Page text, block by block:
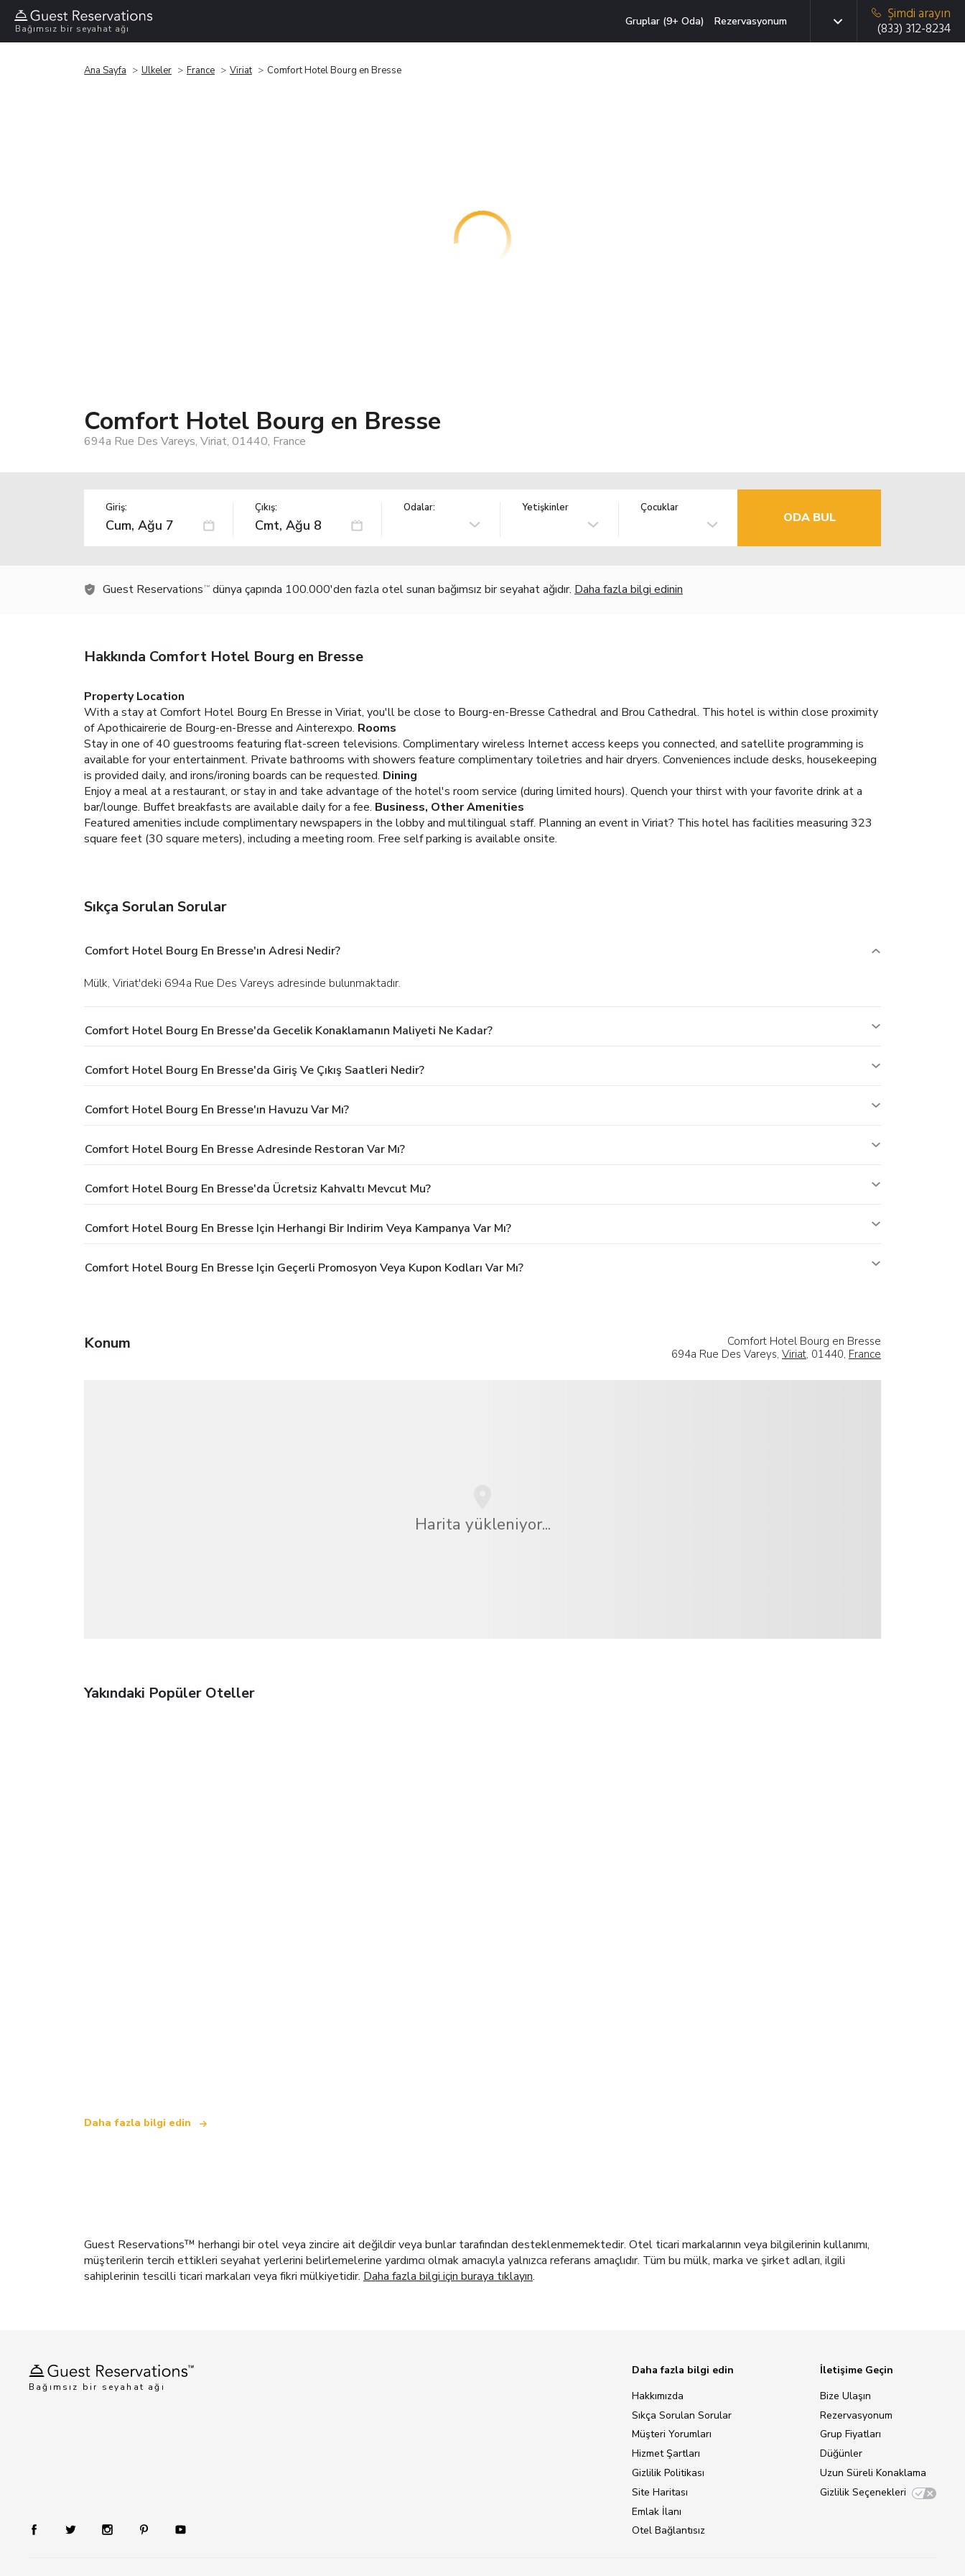
Bağımsız bir seyahat ağı
Gruplar (9+ Oda) Rezervasyonum
Şimdi arayın
(833) 312-8234
Ana Sayfa Ülkeler France Viriat Comfort Hotel Bourg en Bresse
Comfort Hotel Bourg en Bresse
694a Rue Des Vareys, Viriat, 01440, France
Giriş: Çıkış: Odalar: Yetişkinler Çocuklar
ODA BUL
Guest Reservations TM dünya çapında 100.000'den fazla otel sunan bağımsız bir seyahat ağıdır. Daha fazla bilgi edinin
Hakkında Comfort Hotel Bourg en Bresse
Property Location
With a stay at Comfort Hotel Bourg En Bresse in Viriat, you'll be close to Bourg-en-Bresse Cathedral and Brou Cathedral. This hotel is within close proximity
of Apothicairerie de Bourg-en-Bresse and Ainterexpo. Rooms
Stay in one of 40 guestrooms featuring flat-screen televisions. Complimentary wireless Internet access keeps you connected, and satellite programming is
available for your entertainment. Private bathrooms with showers feature complimentary toiletries and hair dryers. Conveniences include desks, housekeeping
is provided daily, and irons/ironing boards can be requested. Dining
Enjoy a meal at a restaurant, or stay in and take advantage of the hotel's room service (during limited hours). Quench your thirst with your favorite drink at a
bar/lounge. Buffet breakfasts are available daily for a fee. Business, Other Amenities
Featured amenities include complimentary newspapers in the lobby and multilingual staff. Planning an event in Viriat? This hotel has facilities measuring 323
square feet (30 square meters), including a meeting room. Free self parking is available onsite.
Sıkça Sorulan Sorular
Comfort Hotel Bourg En Bresse'ın Adresi Nedir?
Mülk, Viriat'deki 694a Rue Des Vareys adresinde bulunmaktadır.
Comfort Hotel Bourg En Bresse'da Gecelik Konaklamanın Maliyeti Ne Kadar?
Comfort Hotel Bourg En Bresse'da Giriş Ve Çıkış Saatleri Nedir?
Comfort Hotel Bourg En Bresse'ın Havuzu Var Mı?
Comfort Hotel Bourg En Bresse Adresinde Restoran Var Mı?
Comfort Hotel Bourg En Bresse'da Ücretsiz Kahvaltı Mevcut Mu?
Comfort Hotel Bourg En Bresse Için Herhangi Bir Indirim Veya Kampanya Var Mı?
Comfort Hotel Bourg En Bresse Için Geçerli Promosyon Veya Kupon Kodları Var Mı?
Konum
Comfort Hotel Bourg en Bresse
694a Rue Des Vareys, Viriat, 01440, France
Harita yükleniyor...
Yakındaki Popüler Oteller
Daha fazla bilgi edin
Guest Reservations™ herhangi bir otel veya zincire ait değildir veya bunlar tarafından desteklenmemektedir. Otel ticari markalarının veya bilgilerinin kullanımı,
müşterilerin tercih ettikleri seyahat yerlerini belirlemelerine yardımcı olmak amacıyla yalnızca referans amaçlıdır. Tüm bu mülk, marka ve şirket adları, ilgili
sahiplerinin tescilli ticari markaları veya fikri mülkiyetidir. Daha fazla bilgi için buraya tıklayın.
Bağımsız bir seyahat ağı
Daha fazla bilgi edin
Hakkımızda
Sıkça Sorulan Sorular
Müşteri Yorumları
Hizmet Şartları
Gizlilik Politikası
Site Haritası
Emlak İlanı
Otel Bağlantısız
İletişime Geçin
Bize Ulaşın
Rezervasyonum
Grup Fiyatları
Düğünler
Uzun Süreli Konaklama
Gizlilik Seçenekleri